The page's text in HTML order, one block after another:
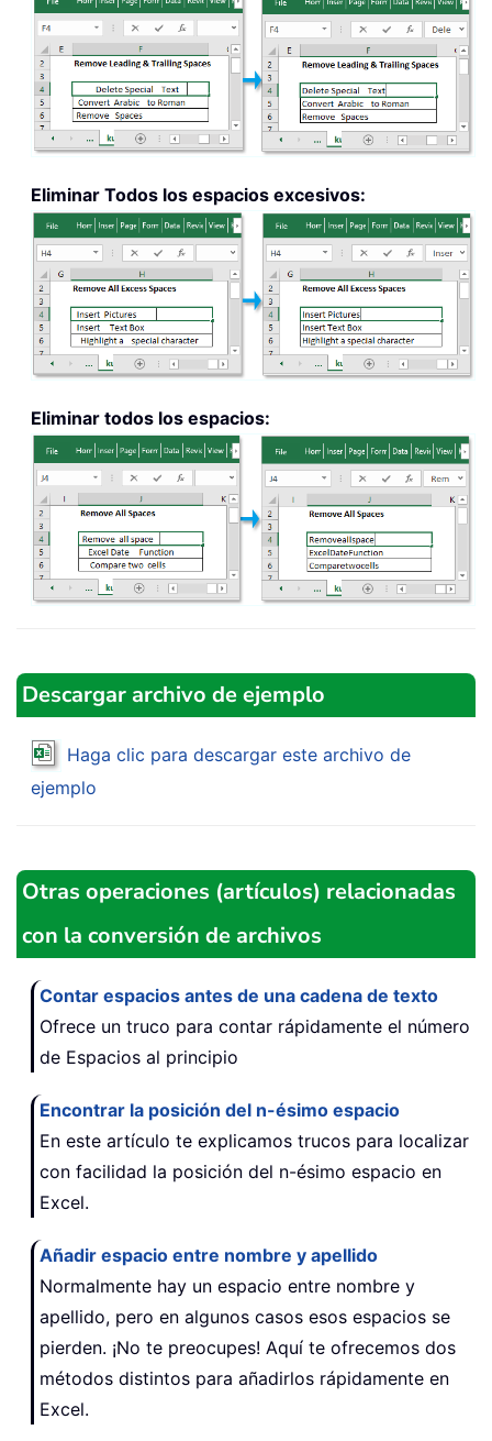
Eliminar Todos los espacios excesivos:
Eliminar todos los espacios:
Descargar archivo de ejemplo
Haga clic para descargar este archivo de
ejemplo
Otras operaciones (artículos) relacionadas
con la conversión de archivos
Contar espacios antes de una cadena de texto
Ofrece un truco para contar rápidamente el número
de Espacios al principio
Encontrar la posición del n-ésimo espacio
En este artículo te explicamos trucos para localizar
con facilidad la posición del n-ésimo espacio en
Excel.
Añadir espacio entre nombre y apellido
Normalmente hay un espacio entre nombre y
apellido, pero en algunos casos esos espacios se
pierden. ¡No te preocupes! Aquí te ofrecemos dos
métodos distintos para añadirlos rápidamente en
Excel.